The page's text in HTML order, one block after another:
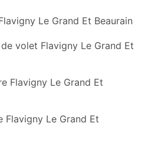
Le Grand Et Beaurain
volet Flavigny Le Grand Et
Flavigny Le Grand Et
Flavigny Le Grand Et